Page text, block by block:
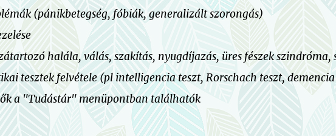
(pánikbetegség, fóbiák, generalizált szorongás)
halála, válás, szakítás, nyugdíjazás, üres fészek szindróma,
tesztek felvétele (pl intelligencia teszt, Rorschach teszt,
a "Tudástár" menüpontbantalálhatók